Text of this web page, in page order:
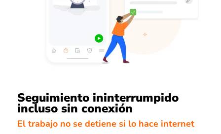
Seguimiento ininterrumpido
incluso sin conexión
El trabajo no se detiene si lo hace internet